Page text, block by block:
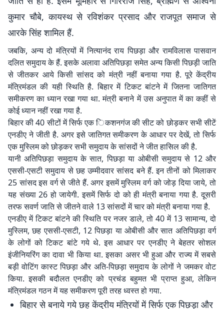
कुमार चौबे, कायस्थ से रविशंकर प्रसाद और राजपूत समाज से
आरके सिंह शामिल हैं.
जबकि, अन्य दो मंत्रियों में नित्यानंद राय पिछड़ा और रामविलास पासवान
दलित समुदाय के हैं. इसके अलावा अतिपिछड़ा समेत अन्य किसी पिछड़ी जाति
से जीतकर आये किसी सांसद को मंत्री नहीं बनाया गया है. पूरे केंद्रीय
मंत्रिमंडल की यही स्थिति है. बिहार में टिकट बांटने में जितना जातिगत
समीकरण का ध्यान रखा गया था. मंत्री बनाने में उस अनुपात में का कहीं से
कोई ध्यान नहीं रखा गया है.
बिहार की 40 सीटों में सिर्फ एक िकशनगंज की सीट को छोड़कर सभी सीटें
एनडीए ने जीती है. अगर इसे जातिगत समीकरण के आधार पर देखें, तो सिर्फ
एक मुस्लिम को छोड़कर सभी समुदाय के सांसदों ने जीत हासिल की है.
यानी अतिपिछड़ा समुदाय के सात, पिछड़ा या ओबीसी समुदाय से 12 और
एससी-एसटी समुदाय से छह उम्मीदवार सांसद बने हैं. इन तीनों को मिलाकर
25 सांसद इस वर्ग से जीते हैं. अगर इसमें मुस्लिम वर्ग को जोड़ दिया जाये, तो
यह संख्या 26 हो जायेगी. इसमें सिर्फ दो को ही मंत्री बनाया गया है. दूसरी
तरफ स‌वर्ण जाति से जीतने वाले 13 सांसदों में चार को मंत्री बनाया गया है.
एनडीए में टिकट बांटने की स्थिति पर नजर डाले, तो 40 में 13 सामान्य, दो
मुस्लिम, छह एससी-एसटी, 12 पिछड़ा या ओबीसी और सात अतिपिछड़ा वर्ग
के लोगों को टिकट बांटे गये थे. इस आधार पर एनडीए ने बेहतर सोशल
इंजीनियरिंग का दावा भी किया था. इसका असर भी हुआ और राज्य में सबसे
बड़ी वोटिंग कास्ट पिछड़ा और अति-पिछड़ा समुदाय के लोगों ने जमकर वोट
किया. इसकी बदौलत एनडीए को प्रचंड बहुमत भी प्राप्त हुआ, लेकिन
मंत्रिमंडल गठन में यह समीकरण पूरी तरह ध्वस्त हो गया.
बिहार से बनाये गये छह केंद्रीय मंत्रियों में सिर्फ एक पिछड़ा और